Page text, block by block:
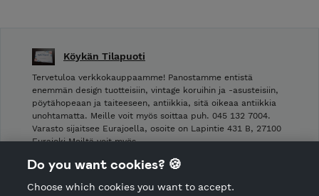
Köykän Tilapuoti
Tervetuloa verkkokauppaamme! Panostamme entistä
enemmän design tuotteisiin, vintage koruihin ja -asusteisiin,
pöytähopeaan ja taiteeseen, antiikkia, sitä oikeaa antiikkia
unohtamatta. Meille voit myös soittaa puh. 045 132 7004.
Varasto sijaitsee Eurajoella, osoite on Lapintie 431 B, 27100
Eurajoki Meiltä voit myös …
Shop Terms and Conditions
Do you want cookies? 🍪
Choose which cookies you want to accept.